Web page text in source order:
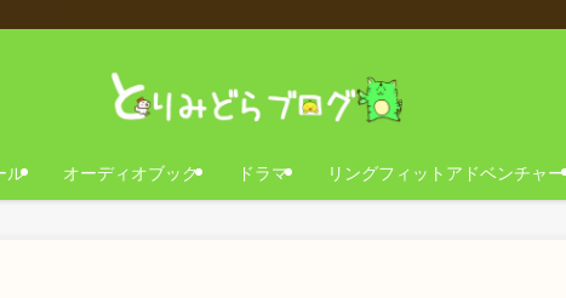
ル オーディオブック ドラマ リングフィットアドベンチャー